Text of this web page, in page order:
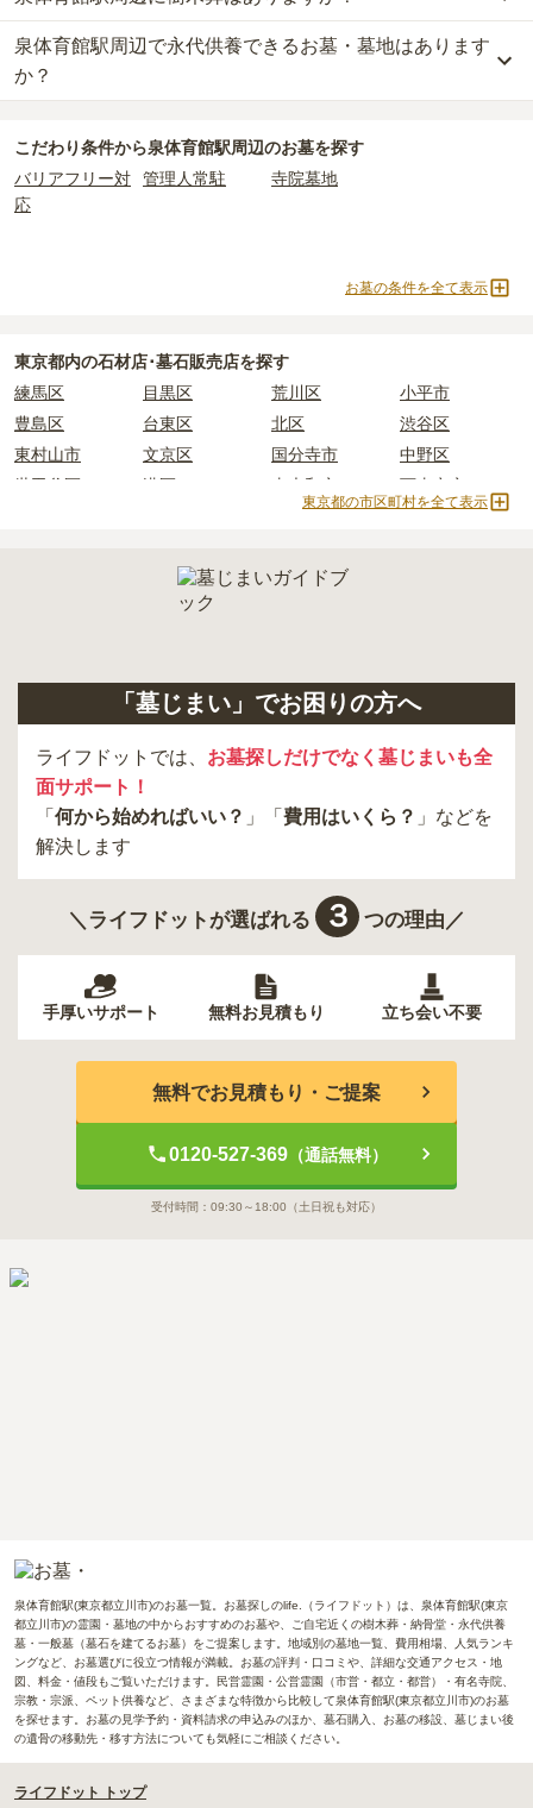
なお、お墓によっては以下の費用が別途かかる場合があります。
・納骨式の費用
：お墓に遺骨を納める儀式のための費用。僧侶に渡
すお布施、会食などの費用がかかります。
・
正確な費用は、区画や石材の選び方によって大きく変わるため、見
必ず確認することをおすすめします。
現地への見学が難しい場合は、資料請求でも各霊園の詳しい料金案
内を取り寄せることができます。
する「合祀墓（ごうしぼ）」と呼ばれるタイプです。個別のお墓に
比べて省スペースで管理の手間がかからないため、費用が安く設定
されています。
価格の目安は、1名あたり5万円〜30万円程度です。
泉体育館駅周辺 で安価なお墓を探したい場合は、
び替えてお墓を探すのがおすすめです。
一方で、東京都内には、県または市区町村が運営する公営の霊園が
16件あります。
公営霊園は民営の霊園と異なり、契約にあたって応募資格が設けら
主な条件として、遺骨がすでにある、該当の市区町村に一定年数以
上住んでいるなどが挙げられます。
条件を満たさない場合は、申し込み自体ができないことも多いた
泉体育館駅周辺には、樹木葬の掲載がありません。
自然葬をお考えの場合は、海洋散骨もご検討ください。
泉体育館駅周辺で永代供養できるお墓・墓地はあります
か？
永代供養をお考えの場合は、海洋散骨もご検討ください。
こだわり条件から泉体育館駅周辺のお墓を探す
バリアフリー対
応
管理人常駐 寺院墓地
お墓の条件を全て表示
東京都内の石材店･墓石販売店を探す
練馬区
目黒区 荒川区
小平市
豊島区
台東区 北区
渋谷区
東村山市
文京区 国分寺市
中野区
世田谷区
港区 東大和市
西東京市
町田市 府中市
昭島市
葛飾区 墨田区
杉並区
東京都の市区町村を全て表示
「墓じまい」でお困りの方へ
ライフドットでは、 お墓探しだけでなく墓じまいも全
面サポート！
「 何から始めればいい？ 」「 費用はいくら？ 」などを
解決します
＼ライフドットが選ばれる ３ つの理由／
手厚いサポート 無料お見積もり 立ち会い不要
無料でお見積もり・ご提案
0120-527-369（通話無料）
受付時間： 09:30～18:00 （土日祝も対応）
泉体育館駅(東京都立川市)のお墓一覧。お墓探しのlife.（ライフドット）は、泉体育館駅(東京
都立川市)の霊園・墓地の中からおすすめのお墓や、ご自宅近くの樹木葬・納骨堂・永代供養
墓・一般墓（墓石を建てるお墓）をご提案します。地域別の墓地一覧、費用相場、人気ランキ
ングなど、お墓選びに役立つ情報が満載。お墓の評判・口コミや、詳細な交通アクセス・地
図、料金・値段もご覧いただけます。民営霊園・公営霊園（市営・都立・都営）・有名寺院、
宗教・宗派、ペット供養など、さまざまな特徴から比較して泉体育館駅(東京都立川市)のお墓
を探せます。お墓の見学予約・資料請求の申込みのほか、墓石購入、お墓の移設、墓じまい後
の遺骨の移動先・移す方法についても気軽にご相談ください。
ライフドット トップ